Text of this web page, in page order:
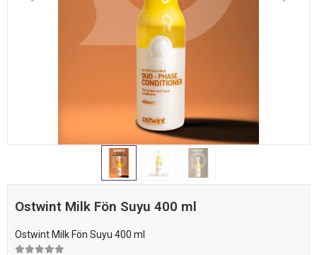
Ostwint Milk Fön Suyu 400 ml
Ostwint Milk Fön Suyu 400 ml